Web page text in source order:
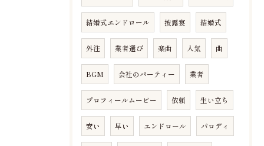
結婚式エンドロール 披露宴 結婚式
外注 業者選び 楽曲 人気 曲
BGM 会社のパーティー 業者
プロフィールムービー 依頼 生い立ち
安い 早い エンドロール パロディ